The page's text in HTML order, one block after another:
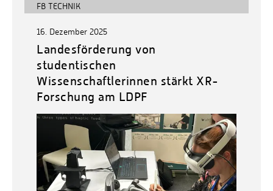
FB TECHNIK
16. Dezember 2025
Landesförderung von
studentischen
Wissenschaftlerinnen stärkt XR-
Forschung am LDPF